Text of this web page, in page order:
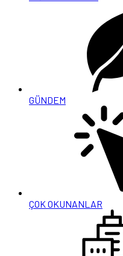
GÜNDEM
ÇOK OKUNANLAR